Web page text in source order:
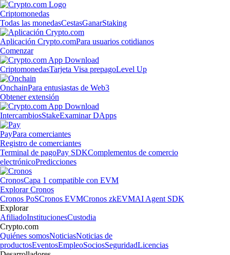
Criptomonedas
Todas las monedasCestasGanarStaking
Aplicación Crypto.comPara usuarios cotidianos
Comenzar
CriptomonedasTarjeta Visa prepagoLevel Up
OnchainPara entusiastas de Web3
Obtener extensión
IntercambiosStakeExaminar DApps
PayPara comerciantes
Registro de comerciantes
Terminal de pagoPay SDKComplementos de comercio
electrónicoPredicciones
CronosCapa 1 compatible con EVM
Explorar Cronos
Cronos PoSCronos EVMCronos zkEVMAI Agent SDK
Explorar
AfiliadoInstitucionesCustodia
Crypto.com
Quiénes somosNoticiasNoticias de
productosEventosEmpleoSociosSeguridadLicencias